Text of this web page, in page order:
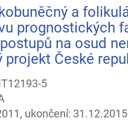
a
prognostických
na osud
projekt České
5
ukončení: 31.12.2015